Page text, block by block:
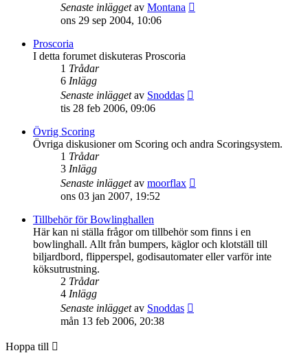
Senaste inläggetav Montana
ons 29 sep 2004, 10:06
Proscoria
I detta forumet diskuteras Proscoria
1 Trådar
6 Inlägg
Senaste inläggetav Snoddas
inlägget
tis 28 feb 2006, 09:06
Övrig Scoring
Övriga diskusioner om Scoring och andra Scoringsystem.
1 Trådar
3 Inlägg
Senaste inläggetav moorflax
inlägget
ons 03 jan 2007, 19:52
Tillbehör för Bowlinghallen
Här kan ni ställa frågor om tillbehör som finns i en
bowlinghall. Allt från bumpers, käglor och klotställ till
biljardbord, flipperspel, godisautomater eller varför inte
köksutrustning.
2 Trådar
4 Inlägg
Senaste inläggetav Snoddas
mån 13 feb 2006, 20:38
Hoppa till